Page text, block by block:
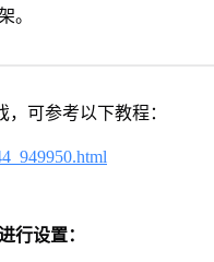
。
可参考以下教程：
行设置：